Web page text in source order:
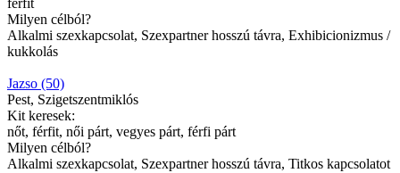
férfit
Milyen célból?
Alkalmi szexkapcsolat, Szexpartner hosszú távra, Exhibicionizmus /
kukkolás
Jazso (50)
Pest, Szigetszentmiklós
Kit keresek:
nőt, férfit, női párt, vegyes párt, férfi párt
Milyen célból?
Alkalmi szexkapcsolat, Szexpartner hosszú távra, Titkos kapcsolatot